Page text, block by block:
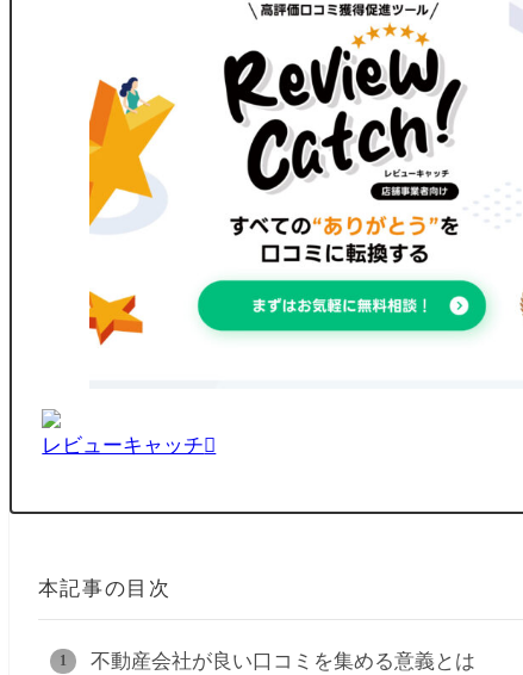
レビューキャッチ
本記事の目次
不動産会社が良い口コミを集める意義とは